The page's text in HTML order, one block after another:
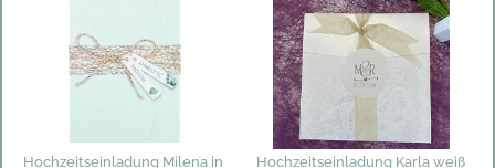
Hochzeitseinladung Milena in Hochzeitseinladung Karla weiß